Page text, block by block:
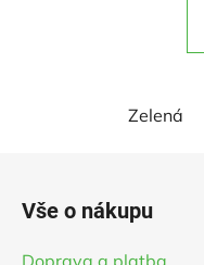
Zelená
Vše o nákupu
Doprava a platba